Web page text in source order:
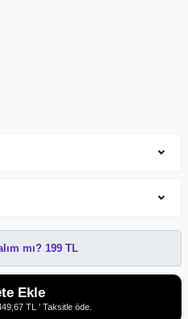
mı? 199 TL
Ekle
TL ' Taksitle öde.